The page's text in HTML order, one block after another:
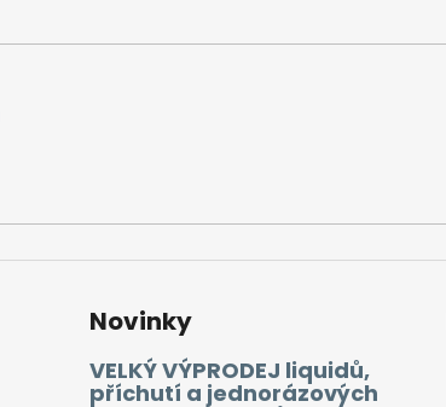
Novinky
VELKÝ VÝPRODEJ liquidů,
příchutí a jednorázových